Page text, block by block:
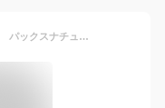
【令和・早い者勝ちセール】太陽油脂 パックスナチュロン オイル ( ひまわりオイル100% ) 60ml 無着色・無香料 肌や髪にやさしい純植物性オイル 男性の整髪料としても ( 4904735052074 )